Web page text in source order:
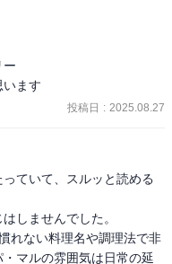
ー
ます
投稿日 : 2025.08.27
ていて、スルッと読める
しませんでした。
れない料理名や調理法で非
マルの雰囲気は日常の延